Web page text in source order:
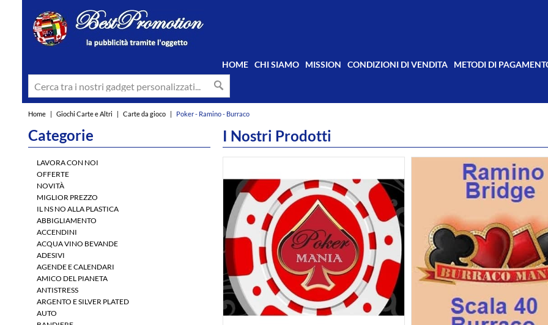
HOME CHI SIAMO MISSION CONDIZIONI DI VENDITA METODI DI
Home | Giochi Carte e Altri | Carte da gioco | Poker - Ramino - Burraco
I Nostri Prodotti
Categorie
LAVORA CON NOI
OFFERTE
NOVITÀ
MIGLIOR PREZZO
IL NS NO ALLA PLASTICA
ABBIGLIAMENTO
ACCENDINI
ACQUA VINO BEVANDE
ADESIVI
AGENDE E CALENDARI
AMICO DEL PIANETA
ANTISTRESS
ARGENTO E SILVER PLATED
AUTO